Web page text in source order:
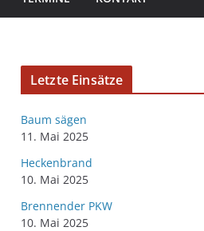
Letzte Einsätze
Baum sägen
11. Mai 2025
Heckenbrand
10. Mai 2025
Brennender PKW
10. Mai 2025